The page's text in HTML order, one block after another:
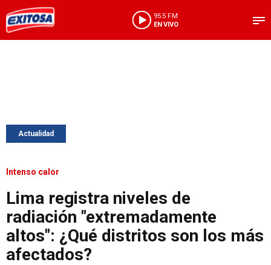
95.5 FM
EN VIVO
Actualidad
Intenso calor
Lima registra niveles de
radiación "extremadamente
altos": ¿Qué distritos son los más
afectados?